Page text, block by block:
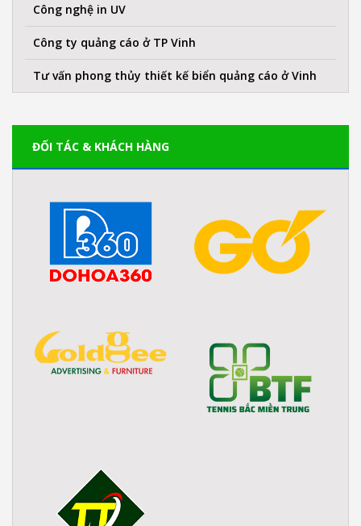
Công nghệ in UV
Công ty quảng cáo ở TP Vinh
Tư vấn phong thủy thiết kế biển quảng cáo ở Vinh
ĐỐI TÁC & KHÁCH HÀNG